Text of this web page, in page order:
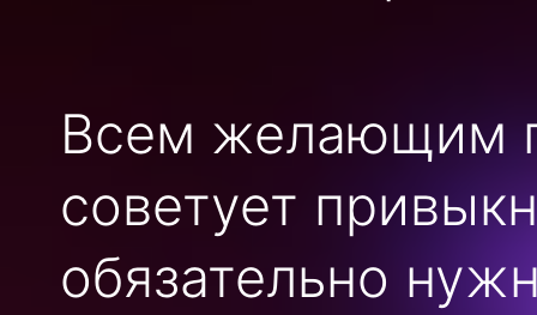
Всем желающим
советует
обязательно